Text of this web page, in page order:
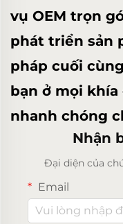
vụ OEM trọn
phát triển sản
pháp cuối
bạn ở mọi
nhanh chóng
Nhận
Đại diện của
Email